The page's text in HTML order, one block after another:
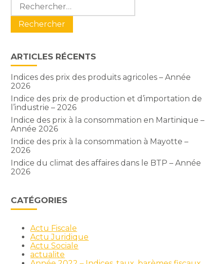
sidebar
ARTICLES RÉCENTS
Indices des prix des produits agricoles – Année
2026
Indice des prix de production et d’importation de
l’industrie – 2026
Indice des prix à la consommation en Martinique –
Année 2026
Indice des prix à la consommation à Mayotte –
2026
Indice du climat des affaires dans le BTP – Année
2026
CATÉGORIES
Actu Fiscale
Actu Juridique
Actu Sociale
actualite